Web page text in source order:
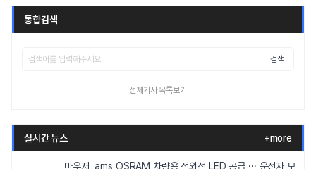
통합검색
검색
전체기사 목록보기
실시간 뉴스 +more
마우저, ams OSRAM 차량용 적외선 LED 공급 ··· 운전자 모